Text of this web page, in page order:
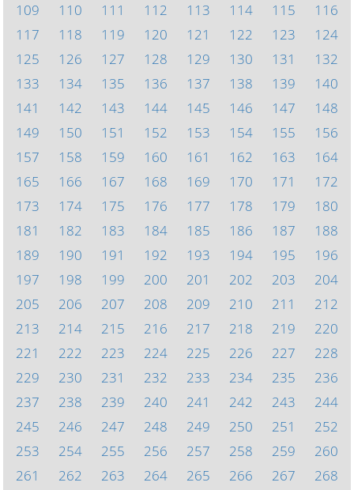
109
110 111 112 113 114 115
116
117
118 119 120 121 122 123
124
125
126 127 128 129 130 131
132
133
134 135 136 137 138 139
140
141
142 143 144 145 146 147
148
149
150 151 152 153 154 155
156
157
158 159 160 161 162 163
164
165
166 167 168 169 170 171
172
173
174 175 176 177 178 179
180
181
182 183 184 185 186 187
188
189
190 191 192 193 194 195
196
197
198 199 200 201 202 203
204
205
206 207 208 209 210 211
212
213
214 215 216 217 218 219
220
221
222 223 224 225 226 227
228
229
230 231 232 233 234 235
236
237
238 239 240 241 242 243
244
245
246 247 248 249 250 251
252
253
254 255 256 257 258 259
260
261
262 263 264 265 266 267
268